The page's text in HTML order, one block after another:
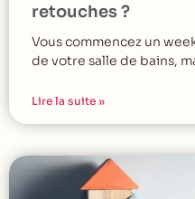
retouches ?
Vous commencez un
de votre salle de bains,
Lire la suite »